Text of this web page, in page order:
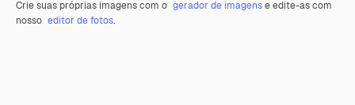
Crie suas próprias imagens com o gerador de imagense edite-as com
nosso editor de fotos.